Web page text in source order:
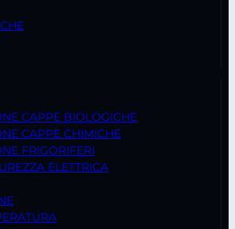
CAPPE BIOLOGICHE
CAPPE CHIMICHE
FRIGORIFERI
ELETTRICA